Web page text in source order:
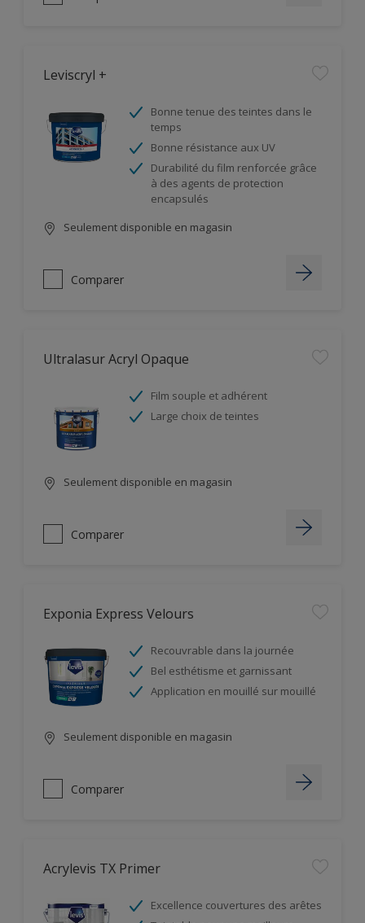
Leviscryl +
Bonne tenue des teintes dans le
temps
Bonne résistance aux UV
Durabilité du film renforcée grâce
à des agents de protection
encapsulés
Seulement disponible en magasin
Comparer
Ultralasur Acryl Opaque
Film souple et adhérent
Large choix de teintes
Seulement disponible en magasin
Comparer
Exponia Express Velours
Recouvrable dans la journée
Bel esthétisme et garnissant
Application en mouillé sur mouillé
Seulement disponible en magasin
Comparer
Acrylevis TX Primer
Excellence couvertures des arêtes